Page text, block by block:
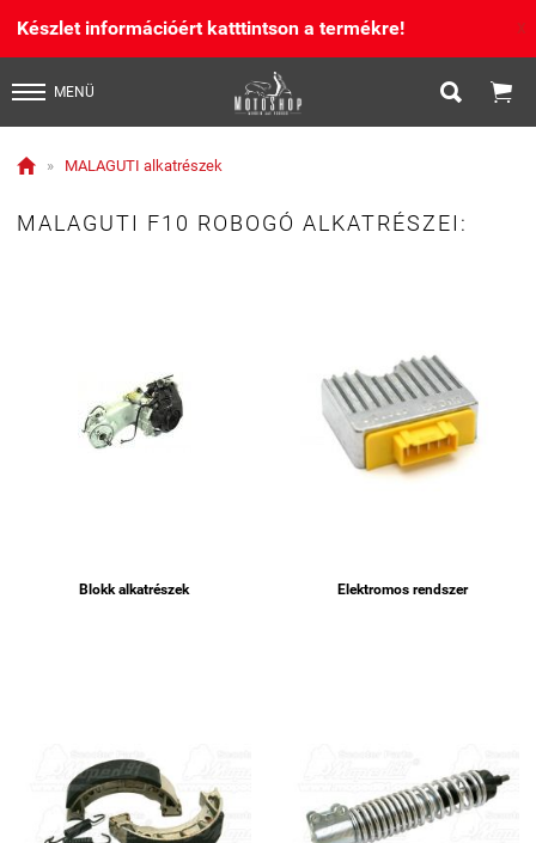
Készlet információért katttintson a termékre! X
MENÜ  
 » MALAGUTI alkatrészek
MALAGUTI F10 ROBOGÓ ALKATRÉSZEI:
Blokk alkatrészek Elektromos rendszer